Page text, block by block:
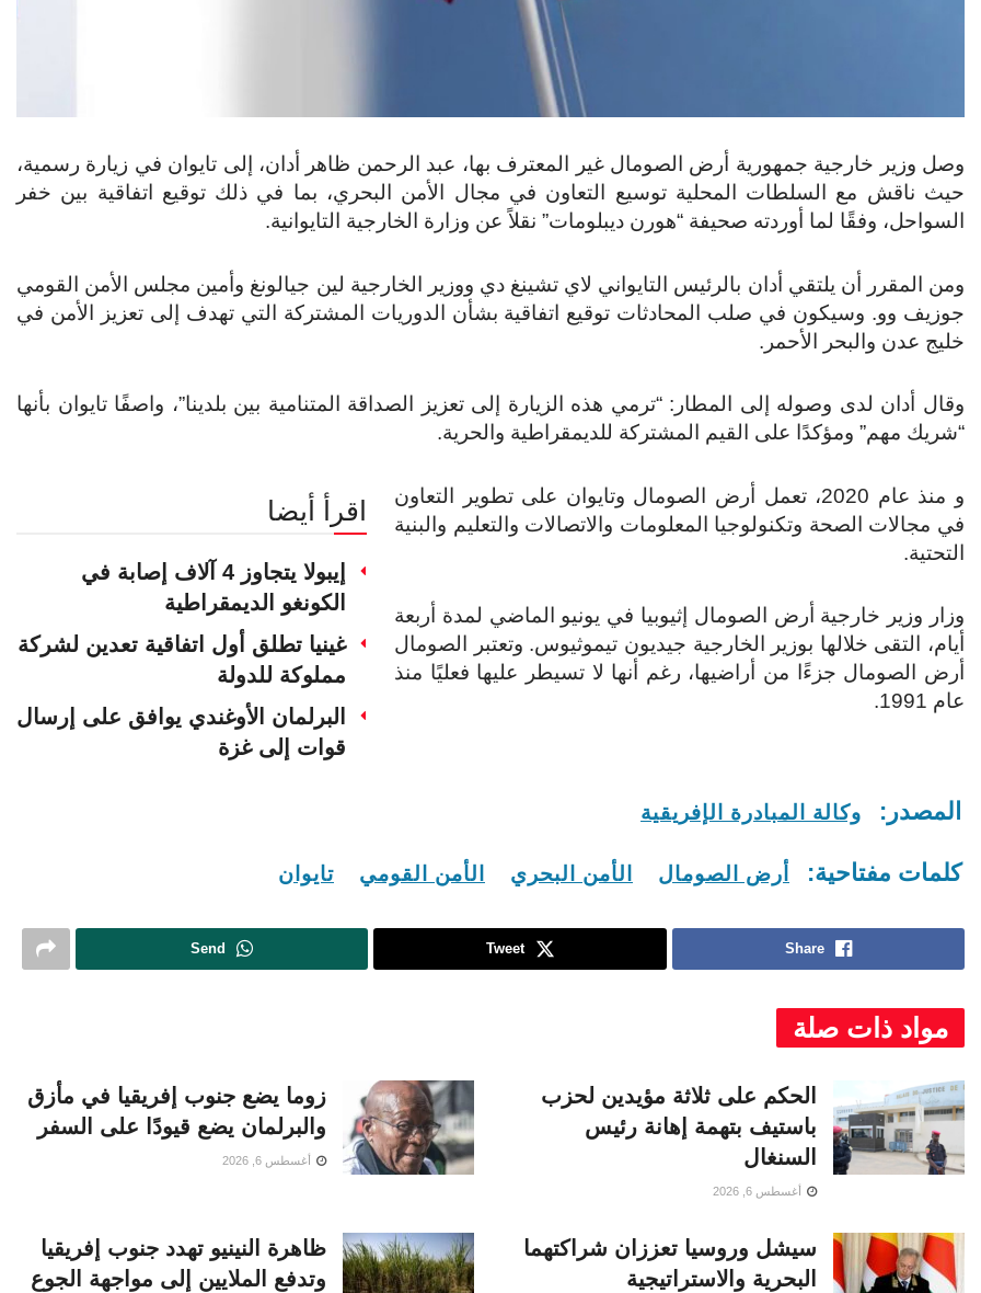
وصل وزير خارجية جمهورية أرض الصومال غير المعترف بها، عبد الرحمن ظاهر أدان، إلى تايوان في زيارة رسمية،
حيث ناقش مع السلطات المحلية توسيع التعاون في مجال الأمن البحري، بما في ذلك توقيع اتفاقية بين خفر
السواحل، وفقًا لما أوردته صحيفة “هورن ديبلومات” نقلاً عن وزارة الخارجية التايوانية.
ومن المقرر أن يلتقي أدان بالرئيس التايواني لاي تشينغ دي ووزير الخارجية لين جيالونغ وأمين مجلس الأمن القومي
جوزيف وو. وسيكون في صلب المحادثات توقيع اتفاقية بشأن الدوريات المشتركة التي تهدف إلى تعزيز الأمن في
خليج عدن والبحر الأحمر.
وقال أدان لدى وصوله إلى المطار: “ترمي هذه الزيارة إلى تعزيز الصداقة المتنامية بين بلدينا”، واصفًا تايوان بأنها
“شريك مهم” ومؤكدًا على القيم المشتركة للديمقراطية والحرية.
اقرأ أيضا
إيبولا يتجاوز 4 آلاف إصابة في
الكونغو الديمقراطية
غينيا تطلق أول اتفاقية تعدين لشركة
مملوكة للدولة
البرلمان الأوغندي يوافق على إرسال
قوات إلى غزة
و منذ عام 2020، تعمل أرض الصومال وتايوان على تطوير التعاون
في مجالات الصحة وتكنولوجيا المعلومات والاتصالات والتعليم والبنية
التحتية.
وزار وزير خارجية أرض الصومال إثيوبيا في يونيو الماضي لمدة أربعة
أيام، التقى خلالها بوزير الخارجية جيديون تيموثيوس. وتعتبر الصومال
أرض الصومال جزءًا من أراضيها، رغم أنها لا تسيطر عليها فعليًا منذ
عام 1991.
المصدر: وكالة المبادرة الإفريقية
كلمات مفتاحية: أرض الصومال الأمن البحري الأمن القومي تايوان
Share
Tweet
Send
مواد ذات صلة
الحكم على ثلاثة مؤيدين لحزب
باستيف بتهمة إهانة رئيس
السنغال
أغسطس 6, 2026
زوما يضع جنوب إفريقيا في مأزق
والبرلمان يضع قيودًا على السفر
أغسطس 6, 2026
سيشل وروسيا تعززان شراكتهما
البحرية والاستراتيجية
ظاهرة النينيو تهدد جنوب إفريقيا
وتدفع الملايين إلى مواجهة الجوع